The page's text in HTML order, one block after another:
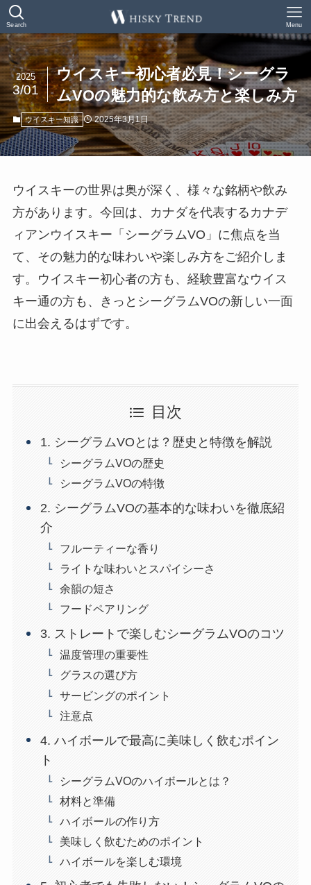
Search Menu
ウイスキー初心者必見！シーグラ
ムVOの魅力的な飲み方と楽しみ方
2025
3/01
ウイスキー知識 2025年3月1日
ウイスキーの世界は奥が深く、様々な銘柄や飲み
方があります。今回は、カナダを代表するカナデ
ィアンウイスキー「シーグラムVO」に焦点を当
て、その魅力的な味わいや楽しみ方をご紹介しま
す。ウイスキー初心者の方も、経験豊富なウイス
キー通の方も、きっとシーグラムVOの新しい一面
に出会えるはずです。
目次
1. シーグラムVOとは？歴史と特徴を解説
シーグラムVOの歴史
シーグラムVOの特徴
2. シーグラムVOの基本的な味わいを徹底紹
介
フルーティーな香り
ライトな味わいとスパイシーさ
余韻の短さ
フードペアリング
3. ストレートで楽しむシーグラムVOのコツ
温度管理の重要性
グラスの選び方
サービングのポイント
注意点
4. ハイボールで最高に美味しく飲むポイン
ト
シーグラムVOのハイボールとは？
材料と準備
ハイボールの作り方
美味しく飲むためのポイント
ハイボールを楽しむ環境